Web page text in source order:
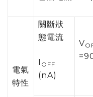
電氣
特性
關斷狀
態電流
I OFF
(nA)
V